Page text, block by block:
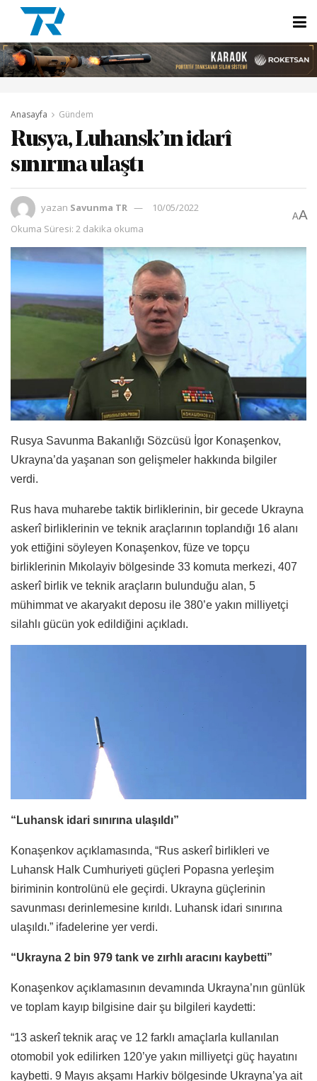
Anasayfa Gündem
Rusya, Luhansk’ın idarî
sınırına ulaştı
yazan Savunma TR
10/05/2022
Okuma Süresi: 2 dakika okuma
AA
Rusya Savunma Bakanlığı Sözcüsü İgor Konaşenkov,
Ukrayna’da yaşanan son gelişmeler hakkında bilgiler
verdi.
Rus hava muharebe taktik birliklerinin, bir gecede Ukrayna
askerî birliklerinin ve teknik araçlarının toplandığı 16 alanı
yok ettiğini söyleyen Konaşenkov, füze ve topçu
birliklerinin Mıkolayiv bölgesinde 33 komuta merkezi, 407
askerî birlik ve teknik araçların bulunduğu alan, 5
mühimmat ve akaryakıt deposu ile 380’e yakın milliyetçi
silahlı gücün yok edildiğini açıkladı.
“Luhansk idari sınırına ulaşıldı”
Konaşenkov açıklamasında, “Rus askerî birlikleri ve
Luhansk Halk Cumhuriyeti güçleri Popasna yerleşim
biriminin kontrolünü ele geçirdi. Ukrayna güçlerinin
savunması derinlemesine kırıldı. Luhansk idari sınırına
ulaşıldı.” ifadelerine yer verdi.
“Ukrayna 2 bin 979 tank ve zırhlı aracını kaybetti”
Konaşenkov açıklamasının devamında Ukrayna’nın günlük
ve toplam kayıp bilgisine dair şu bilgileri kaydetti:
“13 askerî teknik araç ve 12 farklı amaçlarla kullanılan
otomobil yok edilirken 120’ye yakın milliyetçi güç hayatını
kaybetti. 9 Mayıs akşamı Harkiv bölgesinde Ukrayna’ya ait